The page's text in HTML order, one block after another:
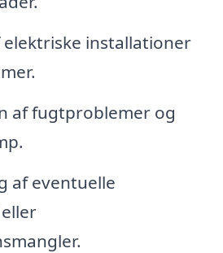
installationer
af fugtproblemer og
af eventuelle